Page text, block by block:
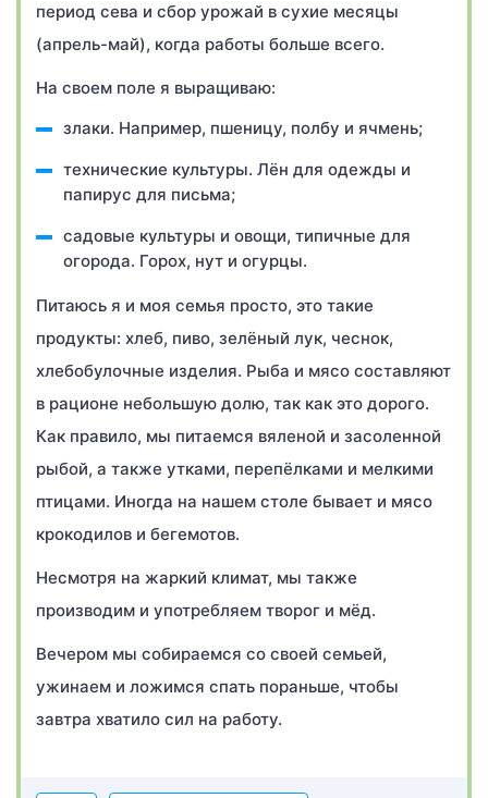
период сева и сбор урожай в сухие месяцы
(апрель-май), когда работы больше всего.
На своем поле я выращиваю:
злаки. Например, пшеницу, полбу и ячмень;
технические культуры. Лён для одежды и
папирус для письма;
садовые культуры и овощи, типичные для
огорода. Горох, нут и огурцы.
Питаюсь я и моя семья просто, это такие
продукты: хлеб, пиво, зелёный лук, чеснок,
хлебобулочные изделия. Рыба и мясо составляют
в рационе небольшую долю, так как это дорого.
Как правило, мы питаемся вяленой и засоленной
рыбой, а также утками, перепёлками и мелкими
птицами. Иногда на нашем столе бывает и мясо
крокодилов и бегемотов.
Несмотря на жаркий климат, мы также
производим и употребляем творог и мёд.
Вечером мы собираемся со своей семьей,
ужинаем и ложимся спать пораньше, чтобы
завтра хватило сил на работу.